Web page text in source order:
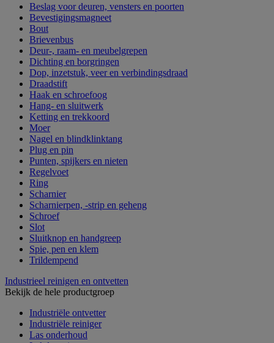
Beslag voor deuren, vensters en poorten
Bevestigingsmagneet
Bout
Brievenbus
Deur-, raam- en meubelgrepen
Dichting en borgringen
Dop, inzetstuk, veer en verbindingsdraad
Draadstift
Haak en schroefoog
Hang- en sluitwerk
Ketting en trekkoord
Moer
Nagel en blindklinktang
Plug en pin
Punten, spijkers en nieten
Regelvoet
Ring
Scharnier
Scharnierpen, -strip en geheng
Schroef
Slot
Sluitknop en handgreep
Spie, pen en klem
Trildempend
Industrieel reinigen en ontvetten
Bekijk de hele productgroep
Industriële ontvetter
Industriële reiniger
Las onderhoud